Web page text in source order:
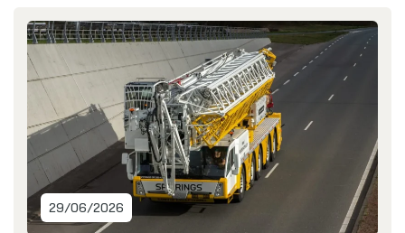
29/06/2026